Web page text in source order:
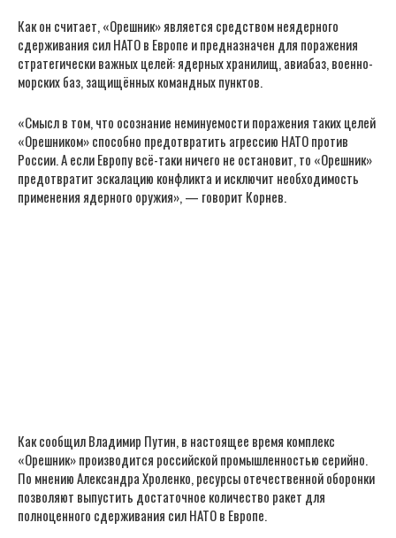
Как он считает, «Орешник» является средством неядерного
сдерживания сил НАТО в Европе и предназначен для поражения
стратегически важных целей: ядерных хранилищ, авиабаз, военно-
морских баз, защищённых командных пунктов.
«Смысл в том, что осознание неминуемости поражения таких целей
«Орешником» способно предотвратить агрессию НАТО против
России. А если Европу всё-таки ничего не остановит, то «Орешник»
предотвратит эскалацию конфликта и исключит необходимость
применения ядерного оружия», — говорит Корнев.
Как сообщил Владимир Путин, в настоящее время комплекс
«Орешник» производится российской промышленностью серийно.
По мнению Александра Хроленко, ресурсы отечественной оборонки
позволяют выпустить достаточное количество ракет для
полноценного сдерживания сил НАТО в Европе.